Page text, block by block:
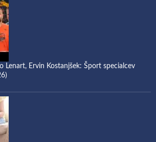
Lenart, Ervin Kostanjšek: Šport specialcev